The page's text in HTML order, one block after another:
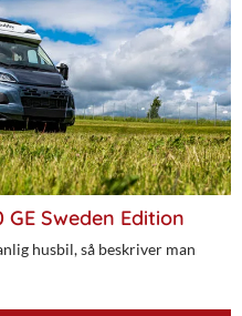
Sweden Edition
husbil, så beskriver man